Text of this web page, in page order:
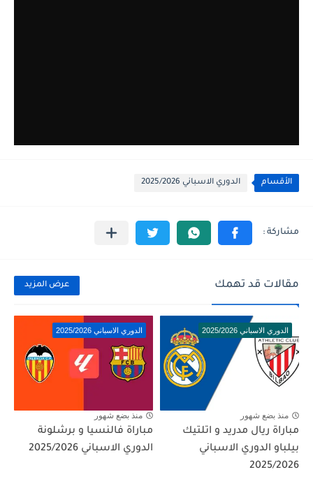
الأقسام الدوري الاسباني 2025/2026
مقالات قد تهمك عرض المزيد
الدوري الاسباني 2025/2026
منذ بضع شهور
مباراة ريال مدريد و اتلتيك
بيلباو الدوري الاسباني
2025/2026
الدوري الاسباني 2025/2026
منذ بضع شهور
مباراة فالنسيا و برشلونة
الدوري الاسباني 2025/2026